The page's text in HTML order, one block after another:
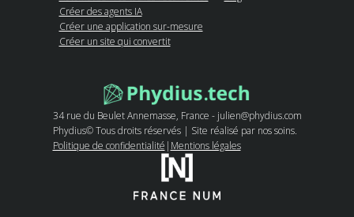
Créer des agents IA
Créer une application sur-mesure
Créer un site qui convertit
34 rue du Beulet Annemasse, France - julien@phydius.com
Phydius© Tous droits réservés | Site réalisé par nos soins.
Politique de confidentialité | Mentions légales